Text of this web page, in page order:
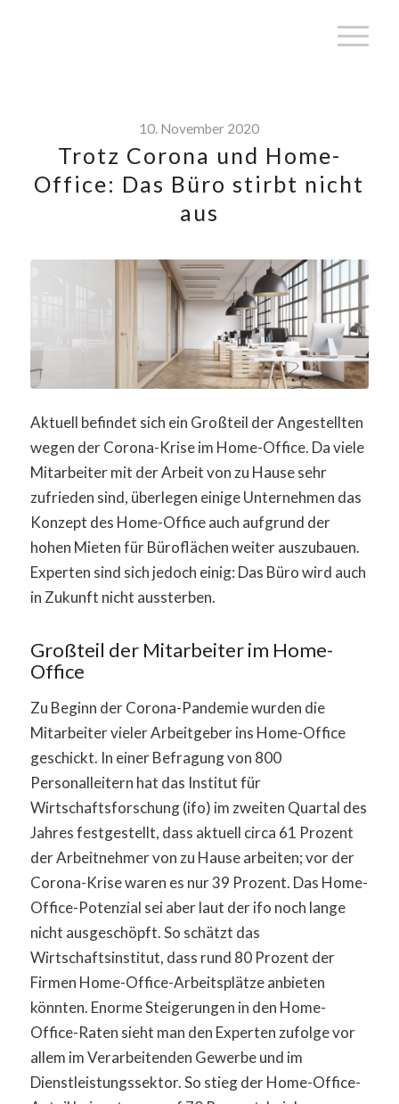
10. November 2020
Trotz Corona und Home-
Office: Das Büro stirbt nicht
aus
Aktuell befindet sich ein Großteil der Angestellten
wegen der Corona-Krise im Home-Office. Da viele
Mitarbeiter mit der Arbeit von zu Hause sehr
zufrieden sind, überlegen einige Unternehmen das
Konzept des Home-Office auch aufgrund der
hohen Mieten für Büroflächen weiter auszubauen.
Experten sind sich jedoch einig: Das Büro wird auch
in Zukunft nicht aussterben.
Großteil der Mitarbeiter im Home-
Office
Zu Beginn der Corona-Pandemie wurden die
Mitarbeiter vieler Arbeitgeber ins Home-Office
geschickt. In einer Befragung von 800
Personalleitern hat das Institut für
Wirtschaftsforschung (ifo) im zweiten Quartal des
Jahres festgestellt, dass aktuell circa 61 Prozent
der Arbeitnehmer von zu Hause arbeiten; vor der
Corona-Krise waren es nur 39 Prozent. Das Home-
Office-Potenzial sei aber laut der ifo noch lange
nicht ausgeschöpft. So schätzt das
Wirtschaftsinstitut, dass rund 80 Prozent der
Firmen Home-Office-Arbeitsplätze anbieten
könnten. Enorme Steigerungen in den Home-
Office-Raten sieht man den Experten zufolge vor
allem im Verarbeitenden Gewerbe und im
Dienstleistungssektor. So stieg der Home-Office-